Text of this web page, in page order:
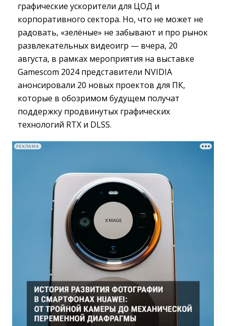
графические ускорители для ЦОД и
корпоративного сектора. Но, что не может не
радовать, «зелёные» не забывают и про рынок
развлекательных видеоигр — вчера, 20
августа, в рамках мероприятия на выставке
Gamescom 2024 представители NVIDIA
анонсировали 20 новых проектов для ПК,
которые в обозримом будущем получат
поддержку продвинутых графических
технологий RTX и DLSS.
РЕКЛАМА